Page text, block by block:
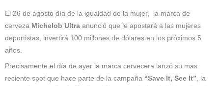
El 26 de agosto día de la igualdad de la mujer, la marca de
cerveza Michelob Ultra anunció que le apostará a las mujeres
deportistas, invertirá 100 millones de dólares en los próximos 5
años.
Precisamente el día de ayer la marca cervecera lanzó su mas
reciente spot que hace parte de la campaña “Save It, See It” , la